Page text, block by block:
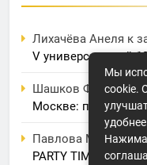
Лихачёва Анеля к
V универсальный
Шашков Фролк
Москве: полный
Павлова Маринак
PARTY TIME
Мы
cookie.